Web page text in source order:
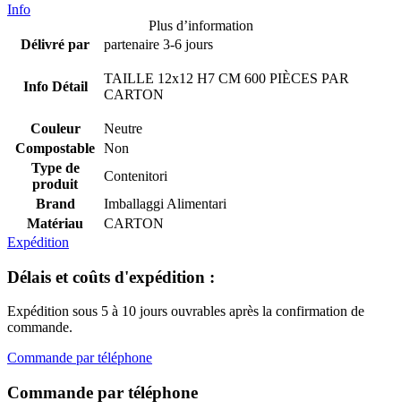
Info
Plus d’information
Délivré par
partenaire 3-6 jours
Info Détail
TAILLE 12x12 H7 CM 600 PIÈCES PAR
CARTON
Couleur
Neutre
Compostable Non
Type de
produit
Contenitori
Brand
Imballaggi Alimentari
Matériau
CARTON
Expédition
Délais et coûts d'expédition :
Expédition sous 5 à 10 jours ouvrables après la confirmation de
commande.
Commande par téléphone
Commande par téléphone